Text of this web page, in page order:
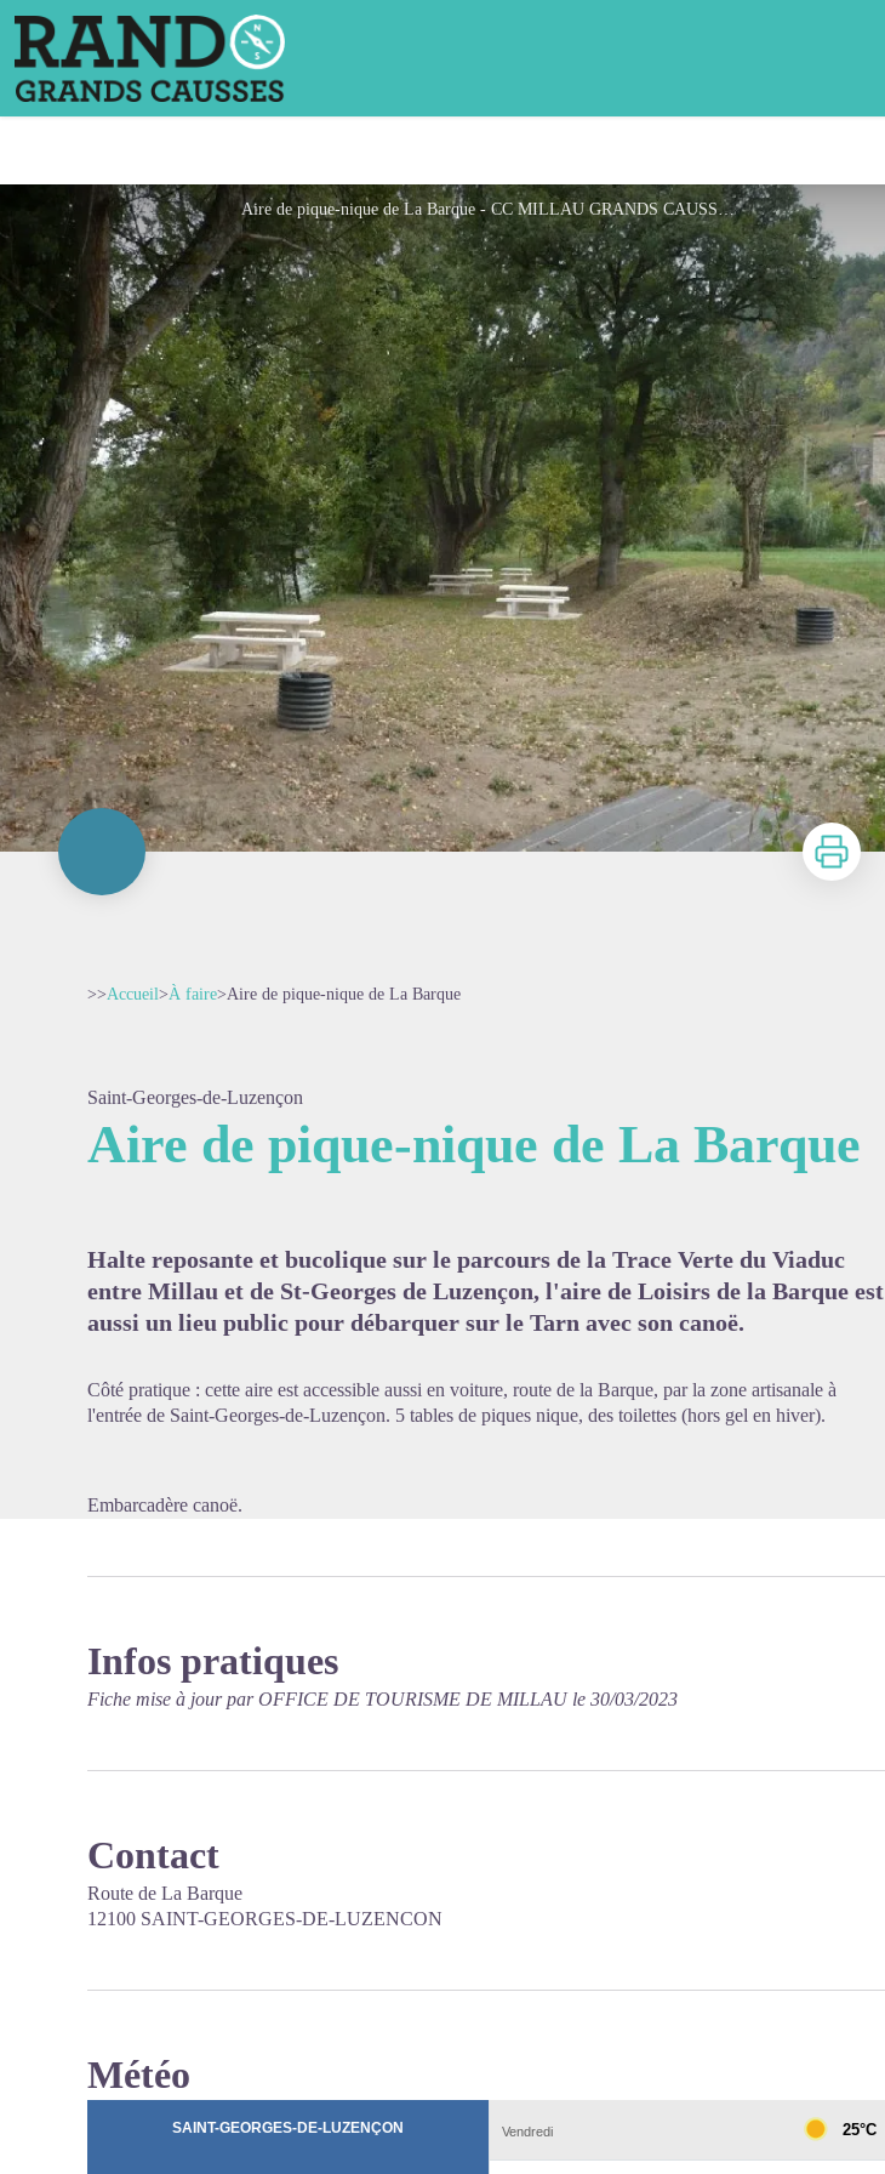
Aire de pique-nique de La Barque - CC MILLAU GRANDS CAUSSES
Imprimer
>>Accueil>À faire>Aire de pique-nique de La Barque
Saint-Georges-de-Luzençon
Aire de pique-nique de La Barque
Halte reposante et bucolique sur le parcours de la Trace Verte du Viaduc
entre Millau et de St-Georges de Luzençon, l'aire de Loisirs de la Barque est
aussi un lieu public pour débarquer sur le Tarn avec son canoë.
Côté pratique : cette aire est accessible aussi en voiture, route de la Barque, par la zone artisanale à
l'entrée de Saint-Georges-de-Luzençon. 5 tables de piques nique, des toilettes (hors gel en hiver).
Embarcadère canoë.
Infos pratiques
Fiche mise à jour par OFFICE DE TOURISME DE MILLAU le 30/03/2023
Contact
Route de La Barque
12100 SAINT-GEORGES-DE-LUZENCON
Météo